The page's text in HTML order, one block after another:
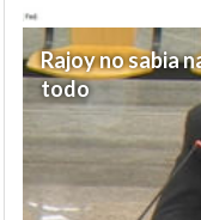
Rajoy no sabia
todo